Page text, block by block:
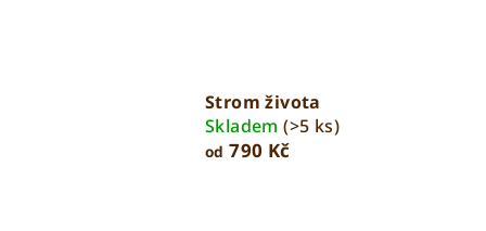
Strom života
Skladem(>5 ks)
od 790 Kč